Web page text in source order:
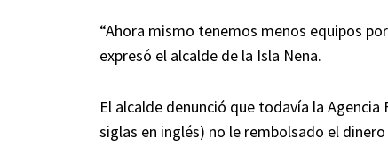
“Ahora mismo tenemos menos equipos
expresó el alcalde de la Isla Nena.
El alcalde denunció que todavía la
siglas en inglés) no le rembolsado el